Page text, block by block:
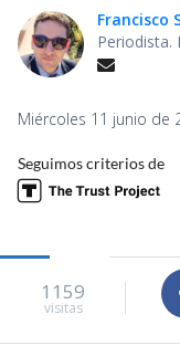
Francisco
Periodista.
Miércoles 11 junio de
Seguimos criterios de
1159
visitas